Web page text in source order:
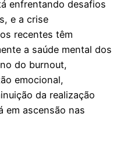
enfrentando desafios
e a crise
recentes têm
a saúde mental dos
do burnout,
emocional,
da realização
em ascensão nas